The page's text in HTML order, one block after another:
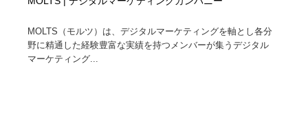
MOLTS（モルツ）は、デジタルマーケティングを軸とし各分
野に精通した経験豊富な実績を持つメンバーが集うデジタル
マーケティング...